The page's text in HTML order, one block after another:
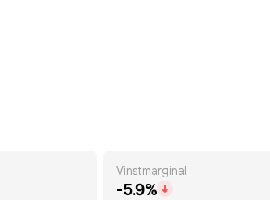
Vinstmarginal
-5.9%